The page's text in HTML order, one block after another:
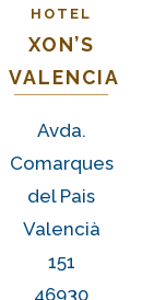
HOTEL
XON’S
VALENCIA
Avda.
Comarques
del Pais
Valencià
151
46930